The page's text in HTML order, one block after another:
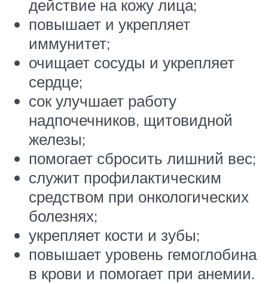
действие на кожу лица;
повышает и укрепляет
иммунитет;
очищает сосуды и укрепляет
сердце;
сок улучшает работу
надпочечников, щитовидной
железы;
помогает сбросить лишний вес;
служит профилактическим
средством при онкологических
болезнях;
укрепляет кости и зубы;
повышает уровень гемоглобина
в крови и помогает при анемии.